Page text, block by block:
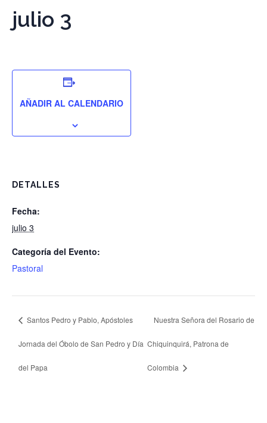
julio 3
AÑADIR AL CALENDARIO
DETALLES
Fecha:
julio 3
Categoría del Evento:
Pastoral
Santos Pedro y Pablo, Apóstoles
Jornada del Óbolo de San Pedro y Día
del Papa
Nuestra Señora del Rosario de
Chiquinquirá, Patrona de
Colombia